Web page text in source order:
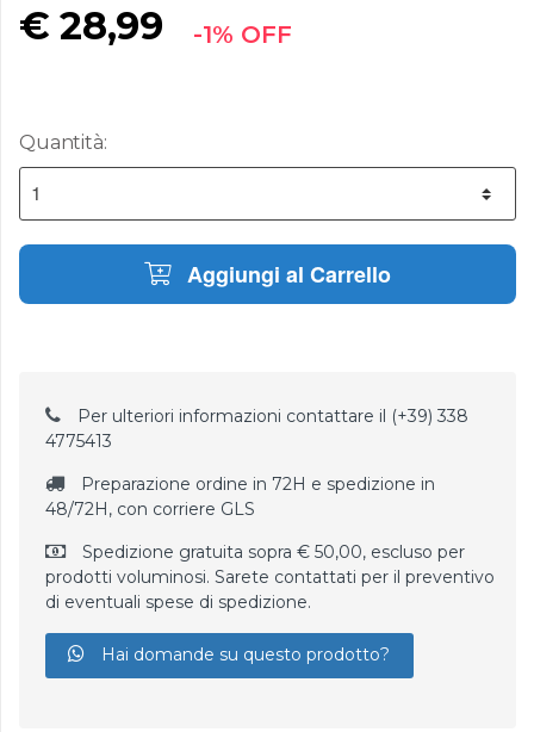
€28,99 -1% OFF
Quantità:
Aggiungi al Carrello
Per ulteriori informazioni contattare il (+39) 338
4775413
Preparazione ordine in 72H e spedizione in
48/72H, con corriere GLS
Spedizione gratuita sopra € 50,00, escluso per
prodotti voluminosi. Sarete contattati per il preventivo
di eventuali spese di spedizione.
Hai domande su questo prodotto?